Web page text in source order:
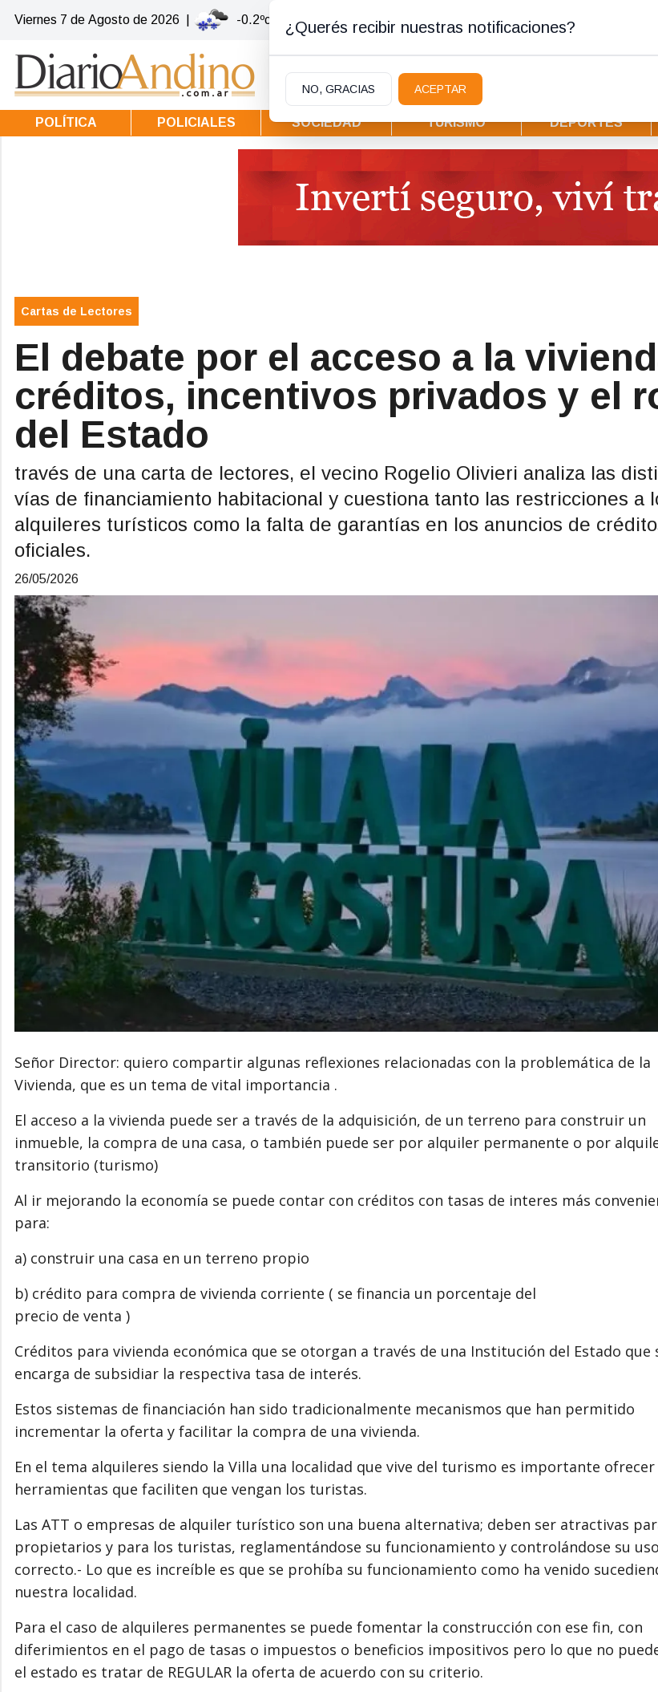
Viernes 7 de Agosto de 2026 -0.2ºc | Villa la Angostura
POLÍTICA POLICIALES SOCIEDAD TURISMO DEPORTES
Cartas de Lectores
El debate por el acceso a la
créditos, incentivos privados y el
del Estado
través de una carta de lectores, el vecino Rogelio Olivieri analiza las
vías de financiamiento habitacional y cuestiona tanto las restricciones a
alquileres turísticos como la falta de garantías en los anuncios de
oficiales.
26/05/2026
Señor Director: quiero compartir algunas reflexiones relacionadas con la problemática de la
Vivienda, que es un tema de vital importancia .
El acceso a la vivienda puede ser a través de la adquisición, de un terreno para construir un
inmueble, la compra de una casa, o también puede ser por alquiler permanente o por
transitorio (turismo)
Al ir mejorando la economía se puede contar con créditos con tasas de interes más
para:
a) construir una casa en un terreno propio
b) crédito para compra de vivienda corriente ( se financia un porcentaje del
precio de venta )
Créditos para vivienda económica que se otorgan a través de una Institución del Estado que
encarga de subsidiar la respectiva tasa de interés.
Estos sistemas de financiación han sido tradicionalmente mecanismos que han permitido
incrementar la oferta y facilitar la compra de una vivienda.
En el tema alquileres siendo la Villa una localidad que vive del turismo es importante ofrecer
herramientas que faciliten que vengan los turistas.
Las ATT o empresas de alquiler turístico son una buena alternativa; deben ser atractivas
propietarios y para los turistas, reglamentándose su funcionamiento y controlándose su uso
correcto.- Lo que es increíble es que se prohíba su funcionamiento como ha venido
nuestra localidad.
Para el caso de alquileres permanentes se puede fomentar la construcción con ese fin, con
diferimientos en el pago de tasas o impuestos o beneficios impositivos pero lo que no
el estado es tratar de REGULAR la oferta de acuerdo con su criterio.
¿Querés recibir nuestras notificaciones?
NO, GRACIAS ACEPTAR